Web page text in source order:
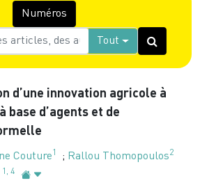
Numéros
Tout
d’une innovation agricole à
base d’agents et de
Couture1 ; Rallou Thomopoulos2
1 , 4